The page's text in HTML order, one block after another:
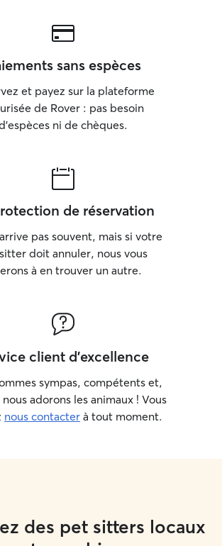
sans espèces
et payez sur la plateforme
de Rover : pas besoin
ni de chèques.
de réservation
pas souvent, mais si votre
doit annuler, nous vous
à en trouver un autre.
client d'excellence
sympas, compétents et,
adorons les animaux ! Vous
nous contacter à tout moment.
des pet sitters locaux